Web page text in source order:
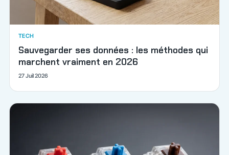
TECH
Sauvegarder ses données : les méthodes qui
marchent vraiment en 2026
27 Juil 2026